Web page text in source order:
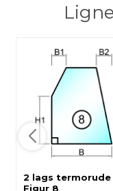
2 lags termorude
Figur 8